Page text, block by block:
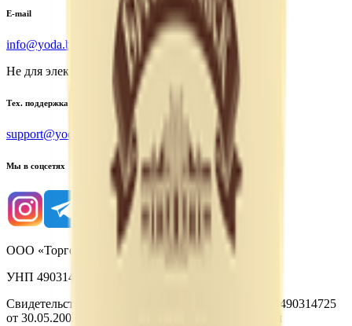
E-mail
info@yoda.by
Не для электронных обращений
Тех. поддержка
support@yoda.by
Мы в соцсетях
ООО «Торговая сеть «Продмир»
УНП 490314725
Свидетельство о государственной регистрации № 490314725
от 30.05.2003г выдано Гомельским облисполкомом